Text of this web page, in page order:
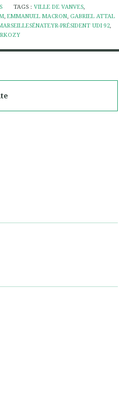
TAGS :VILLE DE VANVES,
, EMMANUEL MACRON, GABRIEL ATTAL
PRÉSIDENT UDI 92,